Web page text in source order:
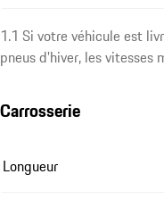
1.1 Si votre véhicule est
pneus d'hiver, les vitesses
Carrosserie
Longueur